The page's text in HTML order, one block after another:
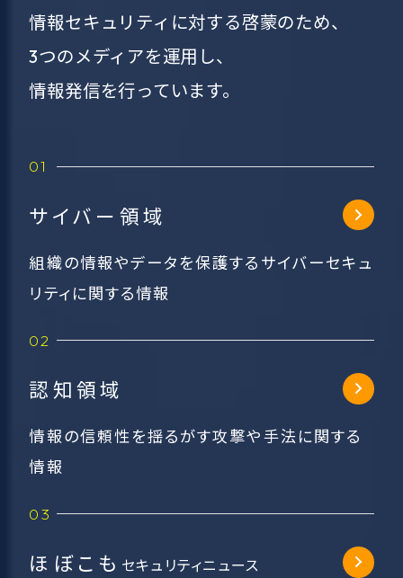
情報セキュリティに対する啓蒙のため、
3つのメディアを運用し、
情報発信を行っています。
サイバー領域
組織の情報やデータを保護するサイバーセキュ
リティに関する情報
認知領域
情報の信頼性を揺るがす攻撃や手法に関する
情報
ほぼこも セキュリティニュース